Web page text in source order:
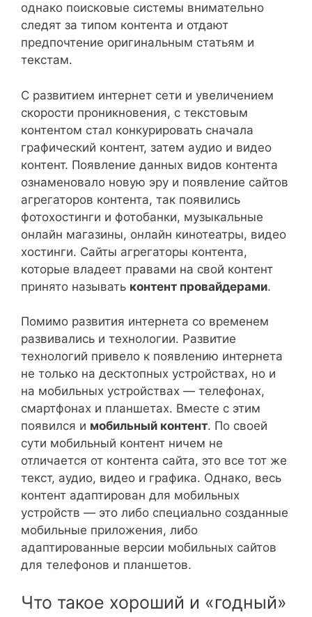
однако поисковые системы внимательно
следят за типом контента и отдают
предпочтение оригинальным статьям и
текстам.
С развитием интернет сети и увеличением
скорости проникновения, с текстовым
контентом стал конкурировать сначала
графический контент, затем аудио и видео
контент. Появление данных видов контента
ознаменовало новую эру и появление сайтов
агрегаторов контента, так появились
фотохостинги и фотобанки, музыкальные
онлайн магазины, онлайн кинотеатры, видео
хостинги. Сайты агрегаторы контента,
которые владеет правами на свой контент
принято называть контент провайдерами.
Помимо развития интернета со временем
развивались и технологии. Развитие
технологий привело к появлению интернета
не только на десктопных устройствах, но и
на мобильных устройствах — телефонах,
смартфонах и планшетах. Вместе с этим
появился и мобильный контент. По своей
сути мобильный контент ничем не
отличается от контента сайта, это все тот же
текст, аудио, видео и графика. Однако, весь
контент адаптирован для мобильных
устройств — это либо специально созданные
мобильные приложения, либо
адаптированные версии мобильных сайтов
для телефонов и планшетов.
Что такое хороший и «годный»